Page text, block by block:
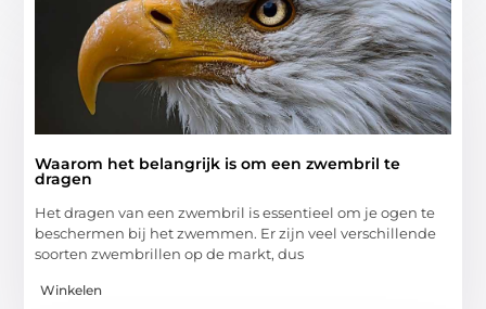
Waarom het belangrijk is om een zwembril te
dragen
Het dragen van een zwembril is essentieel om je ogen te
beschermen bij het zwemmen. Er zijn veel verschillende
soorten zwembrillen op de markt, dus
Winkelen